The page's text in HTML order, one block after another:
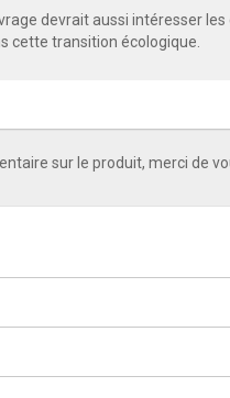
devrait aussi intéresser
cette transition écologique.
sur le produit, merci de